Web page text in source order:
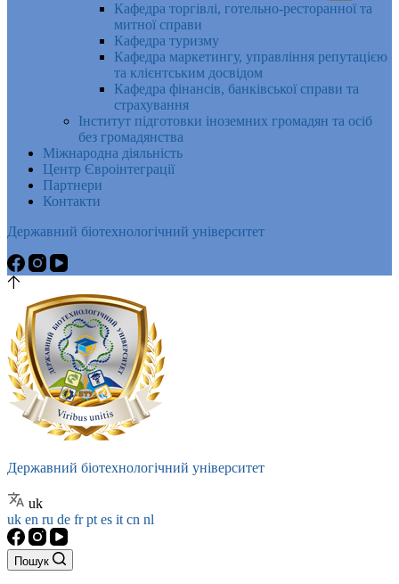
Кафедра торгівлі, готельно-ресторанної та
митної справи
Кафедра туризму
Кафедра маркетингу, управління репутацією
та клієнтським досвідом
Кафедра фінансів, банківської справи та
страхування
Інститут підготовки іноземних громадян та осіб
без громадянства
Міжнародна діяльність
Центр Євроінтеграції
Партнери
Контакти
Державний біотехнологічний університет
Державний біотехнологічний університет
uk
uk en ru de frpt es it cn nl
Пошук